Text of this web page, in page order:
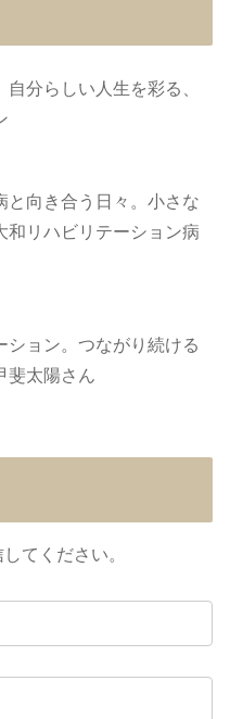
分らしい人生を彩る、
と向き合う日々。小さな
和リハビリテーション病
ション。つながり続ける
斐太陽さん
てください。